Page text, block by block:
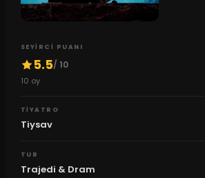
SEYIRCI PUANI
5.5/ 10
10 oy
TIYATRO
Tiysav
TUR
Trajedi & Dram